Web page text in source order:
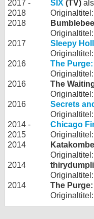
2017 -
2018
SIX (TV) als
2018
Bumblebee
2017
Sleepy
2016
The
2016
The
2016
Secrets
2014 -
2015
Chicago
2014
2014
2014
The